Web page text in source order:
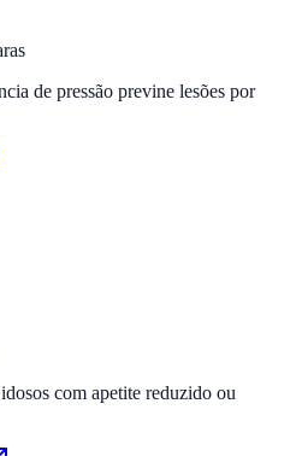
de pressão previne lesões por
com apetite reduzido ou